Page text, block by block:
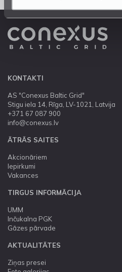
KONTAKTI
AS "Conexus Baltic Grid"
Stigu iela 14, Rīga, LV-1021, Latvija
+371 67 087 900
info@conexus.lv
ĀTRĀS SAITES
Akcionāriem
Iepirkumi
Vakances
TIRGUS INFORMĀCIJA
UMM
Inčukalna PGK
Gāzes pārvade
AKTUALITĀTES
Ziņas presei